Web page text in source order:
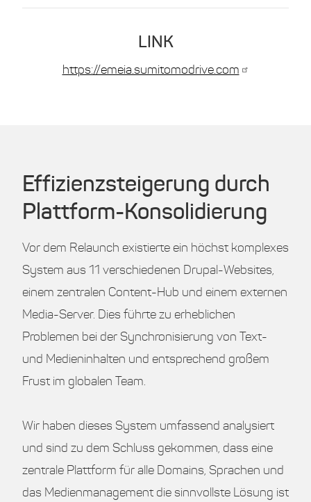
LINK
https://emeia.sumitomodrive.com
Effizienzsteigerung durch
Plattform-Konsolidierung
Vor dem Relaunch existierte ein höchst komplexes
System aus 11 verschiedenen Drupal-Websites,
einem zentralen Content-Hub und einem externen
Media-Server. Dies führte zu erheblichen
Problemen bei der Synchronisierung von Text-
und Medieninhalten und entsprechend großem
Frust im globalen Team.
Wir haben dieses System umfassend analysiert
und sind zu dem Schluss gekommen, dass eine
zentrale Plattform für alle Domains, Sprachen und
das Medienmanagement die sinnvollste Lösung ist